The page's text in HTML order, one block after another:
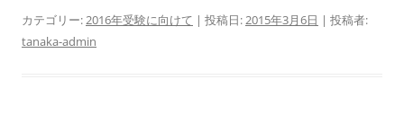
カテゴリー:2016年受験に向けて | 投稿日:2015年3月6日 | 投稿者:
tanaka-admin